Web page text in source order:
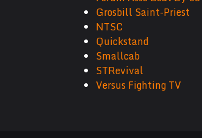
Grosbill Saint-Priest
NTSC
Quickstand
Smallcab
STRevival
Versus Fighting TV